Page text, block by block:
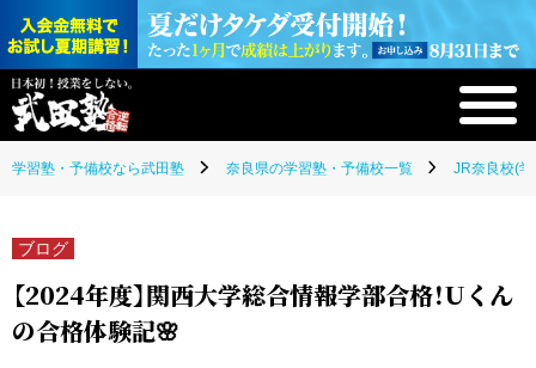
学習塾・予備校なら武田塾 奈良県の学習塾・予備校一覧 JR奈良校(
ブログ
【2024年度】関西大学総合情報学部合格！Uくん
の合格体験記🌸